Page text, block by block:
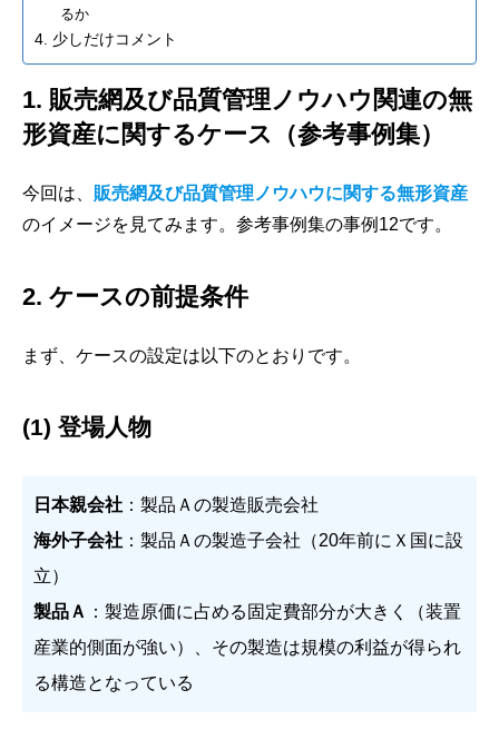
るか
4. 少しだけコメント
1. 販売網及び品質管理ノウハウ関連の無
形資産に関するケース（参考事例集）
今回は、 販売網及び品質管理ノウハウに関する無形資産
のイメージを見てみます。参考事例集の事例12です。
2. ケースの前提条件
まず、ケースの設定は以下のとおりです。
(1) 登場人物
日本親会社 ：製品Ａの製造販売会社
海外子会社 ：製品Ａの製造子会社（20年前にＸ国に設
立）
製品Ａ ：製造原価に占める固定費部分が大きく（装置
産業的側面が強い）、その製造は規模の利益が得られ
る構造となっている